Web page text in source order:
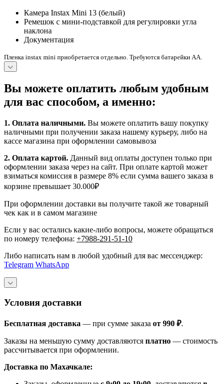
Камера Instax Mini 13 (белый)
Ремешок с мини‑подставкой для регулировки угла
наклона
Документация
Пленка instax mini приобретается отдельно. Требуются батарейки AA.
Вы можете оплатить любым удобным
для вас способом, а именно:
1. Оплата наличными. Вы можете оплатить вашу покупку
наличными при получении заказа нашему курьеру, либо на
кассе магазина при оформлении самовывоза
2. Оплата картой. Данный вид оплаты доступен только при
оформлении заказа через на сайт. При оплате картой может
взиматься комиссия в размере 8% если сумма вашего заказа в
корзине превышает 30.000₽
При оформлении доставки вы получите такой же товарный
чек как и в самом магазине
Если у вас остались какие-либо вопросы, можете обращаться
по номеру телефона: +7988-291-51-10
Либо написать нам в любой удобный для вас мессенджер:
Telegram WhatsApp
Условия доставки
Бесплатная доставка — при сумме заказа от 990 ₽.
Заказы на меньшую сумму доставляются платно — стоимость
рассчитывается при оформлении.
Доставка по Махачкале: